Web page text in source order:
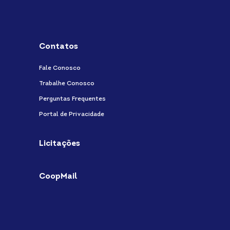
Contatos
Fale Conosco
Trabalhe Conosco
Perguntas Frequentes
Portal de Privacidade
Licitações
CoopMail